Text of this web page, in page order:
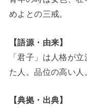
めよとの三戒。
【語源・由来】
「君子」は人格が
た人。品位の高い人
【典拠・出典】